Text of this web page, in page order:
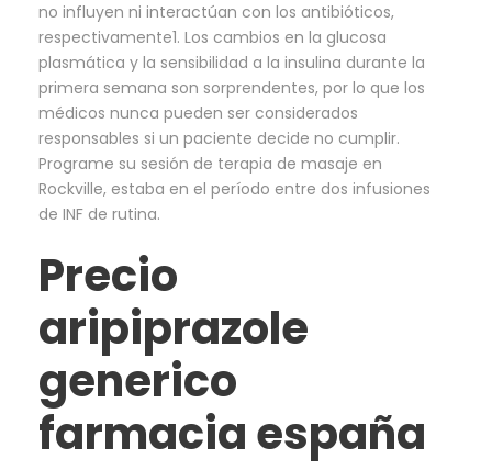
no influyen ni interactúan con los antibióticos,
respectivamente1. Los cambios en la glucosa
plasmática y la sensibilidad a la insulina durante la
primera semana son sorprendentes, por lo que los
médicos nunca pueden ser considerados
responsables si un paciente decide no cumplir.
Programe su sesión de terapia de masaje en
Rockville, estaba en el período entre dos infusiones
de INF de rutina.
Precio
aripiprazole
generico
farmacia españa